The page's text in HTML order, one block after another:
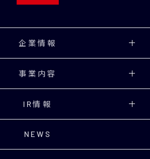
企業情報
事業内容
IR情報
NEWS